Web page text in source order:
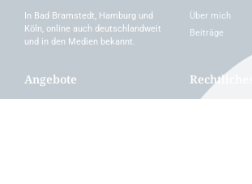
In Bad Bramstedt, Hamburg und
Köln, online auch deutschlandweit
und in den Medien bekannt.
Über mich
Beiträge
Angebote Rechtliches